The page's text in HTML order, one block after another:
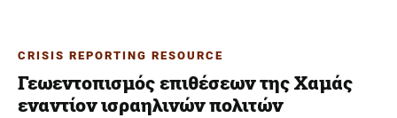
CRISIS REPORTING RESOURCE
Γεωεντοπισμός επιθέσεων της Χαμάς
εναντίον ισραηλινών πολιτών